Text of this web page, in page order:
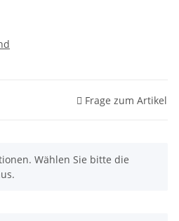
Frage zum Artikel
Wählen Sie bitte die